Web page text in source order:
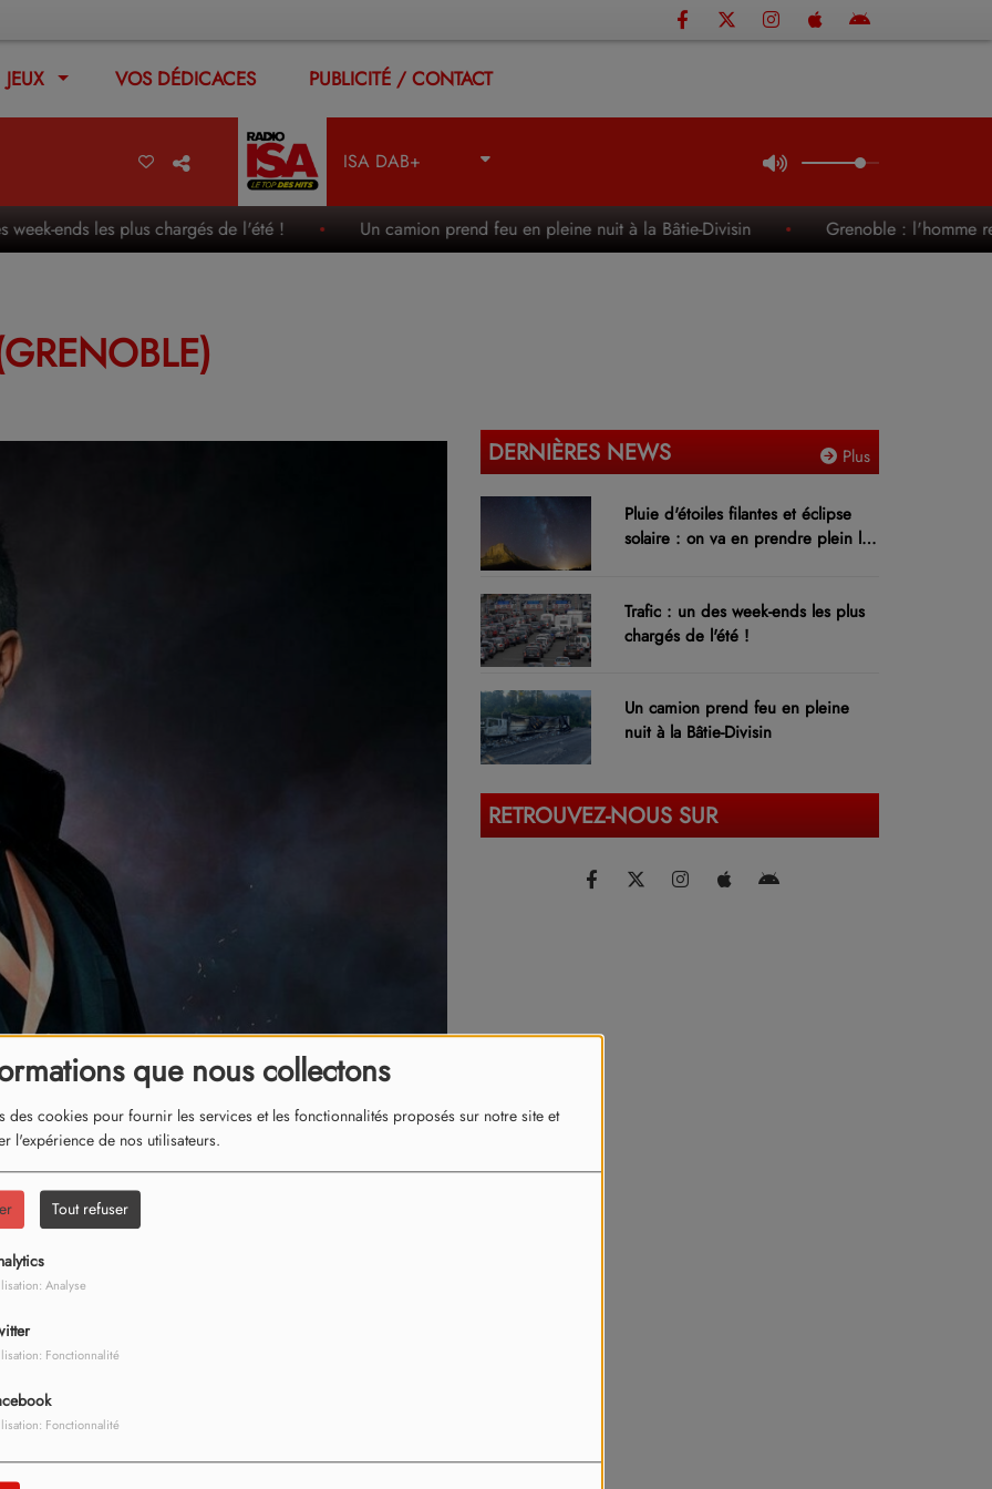
que nous collectons
des cookies pour fournir les services et les fonctionnalités proposés sur notre site et
l'expérience de nos utilisateurs.
Tout refuser
Analyse
Fonctionnalité
Fonctionnalité
JEUX VOS DÉDICACES PUBLICITÉ / CONTACT
ISA DAB+
les plus chargés de l'été ! Un camion prend feu en pleine nuit à la Bâtie-Divisin Grenoble : l'homme
Plus
DERNIÈRES NEWS
Pluie d'étoiles filantes et éclipse
solaire : on va en prendre plein les
Trafic : un des week-ends les plus
chargés de l'été !
Un camion prend feu en pleine
nuit à la Bâtie-Divisin
RETROUVEZ-NOUS SUR